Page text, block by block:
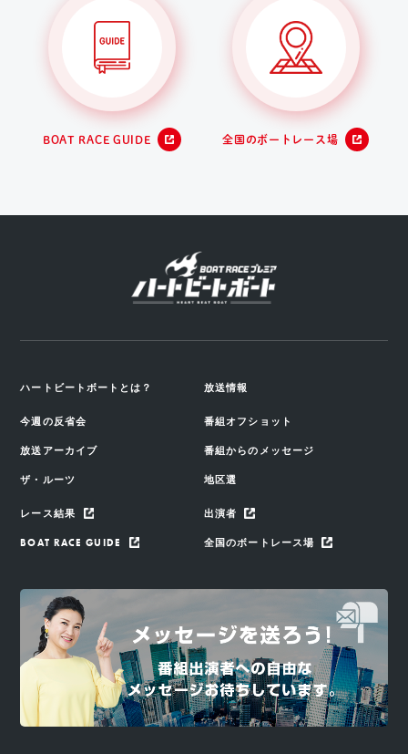
BOAT RACE GUIDE 全国のボートレース場
ハートビートボートとは？ 放送情報
今週の反省会 番組オフショット
放送アーカイブ 番組からのメッセージ
ザ・ルーツ 地区選
レース結果 出演者
BOAT RACE GUIDE 全国のボートレース場